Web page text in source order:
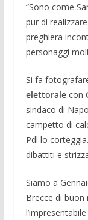
“Sono come
pur di
preghiera
personaggi
Si fa
elettoralecon
sindaco di
campetto di
Pdl lo
dibattiti e
Siamo a
Brecce di
l’impresentabile